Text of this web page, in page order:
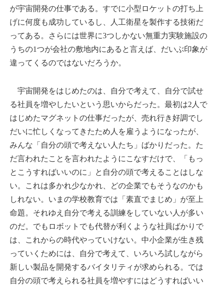
が宇宙開発の仕事である。すでに小型ロケットの打ち上
げに何度も成功しているし、人工衛星を製作する技術だ
ってある。さらには世界に3つしかない無重力実験施設の
うちの1つが会社の敷地内にあると言えば、だいぶ印象が
違ってくるのではないだろうか。
宇宙開発をはじめたのは、自分で考えて、自分で試せ
る社員を増やしたいという思いからだった。最初は2人で
はじめたマグネットの仕事だったが、売れ行き好調でし
だいに忙しくなってきたため人を雇うようになったが、
みんな「自分の頭で考えない人たち」ばかりだった。た
だ言われたことを言われたようにこなすだけで、「もっ
とこうすればいいのに」と自分の頭で考えることはしな
い。これは多かれ少なかれ、どの企業でもそうなのかも
しれない。いまの学校教育では「素直でまじめ」が至上
命題。それゆえ自分で考える訓練をしていない人が多い
のだ。でもロボットでも代替が利くような社員ばかりで
は、これからの時代やっていけない。中小企業が生き残
っていくためには、自分で考えて、いろいろ試しながら
新しい製品を開発するバイタリティが求められる。では
自分の頭で考えられる社員を増やすにはどうすればいい